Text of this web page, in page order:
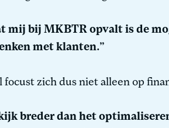
mij bij MKBTR opvalt is de
met klanten.”
zich dus niet alleen op
breder dan het